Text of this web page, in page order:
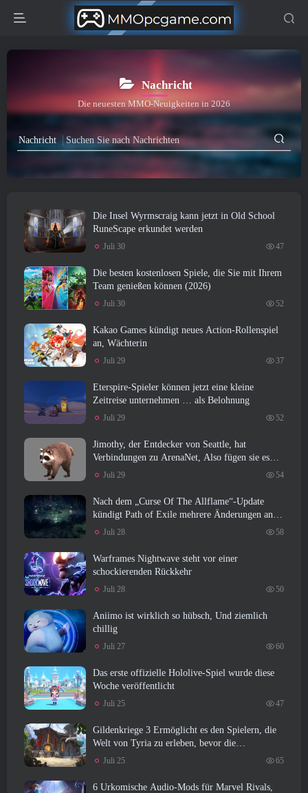
Nachricht
Die neuesten MMO-Neuigkeiten in 2026
Nachricht
Die Insel Wyrmscraig kann jetzt in Old School
RuneScape erkundet werden
Juli 30 47
Die besten kostenlosen Spiele, die Sie mit Ihrem
Team genießen können (2026)
Juli 30 52
Kakao Games kündigt neues Action-Rollenspiel
an, Wächterin
Juli 29 37
Eterspire-Spieler können jetzt eine kleine
Zeitreise unternehmen … als Belohnung
Juli 29 52
Jimothy, der Entdecker von Seattle, hat
Verbindungen zu ArenaNet, Also fügen sie es
natürlich zu Guild Wars hinzu 2
Juli 29 54
Nach dem „Curse Of The Allflame“-Update
kündigt Path of Exile mehrere Änderungen an,
die auf Feedback basieren
Juli 28 58
Warframes Nightwave steht vor einer
schockierenden Rückkehr
Juli 28 50
Aniimo ist wirklich so hübsch, Und ziemlich
chillig
Juli 27 60
Das erste offizielle Hololive-Spiel wurde diese
Woche veröffentlicht
Juli 25 47
Gildenkriege 3 Ermöglicht es den Spielern, die
Welt von Tyria zu erleben, bevor die
Drachenältesten erwachten
Juli 25 65
6 Urkomische Audio-Mods für Marvel Rivals,